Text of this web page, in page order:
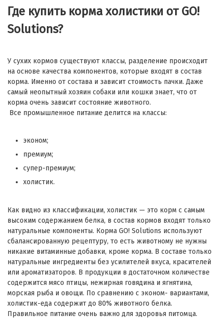
Где купить корма холистики от GO!
Solutions?
У сухих кормов существуют классы, разделение происходит
на основе качества компонентов, которые входят в состав
корма. Именно от состава и зависит стоимость пачки. Даже
самый неопытный хозяин собаки или кошки знает, что от
корма очень зависит состояние животного.
Все промышленное питание делится на классы:
эконом;
премиум;
супер-премиум;
холистик.
Как видно из классификации, холистик — это корм с самым
высоким содержанием белка, в состав кормов входят только
натуральные компоненты. Корма GO! Solutions используют
сбалансированную рецептуру, то есть животному не нужны
никакие витаминные добавки, кроме корма. В составе только
натуральные ингредиенты без усилителей вкуса, красителей
или ароматизаторов. В продукции в достаточном количестве
содержится мясо птицы, нежирная говядина и ягнятина,
морская рыба и овощи. По сравнению с эконом- вариантами,
холистик-еда содержит до 80% животного белка.
Правильное питание очень важно для здоровья питомца.